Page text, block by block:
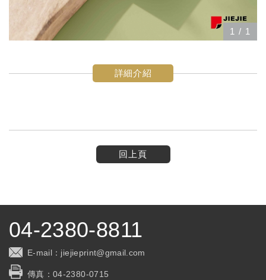
1 / 1
詳細介紹
回上頁
04-2380-8811
E-mail： jiejieprint@gmail.com
傳真：04-2380-0715